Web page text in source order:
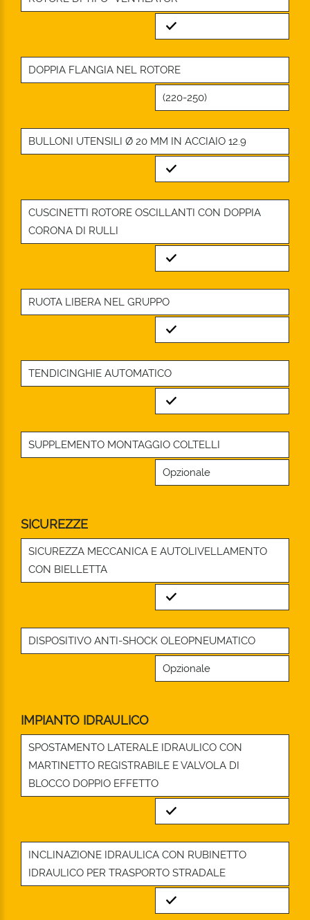
Standard
DOPPIA FLANGIA NEL ROTORE
(220-250)
BULLONI UTENSILI Ø 20 MM IN ACCIAIO 12.9
Standard
CUSCINETTI ROTORE OSCILLANTI CON DOPPIA
CORONA DI RULLI
Standard
RUOTA LIBERA NEL GRUPPO
Standard
TENDICINGHIE AUTOMATICO
Standard
SUPPLEMENTO MONTAGGIO COLTELLI
Opzionale
SICUREZZE
SICUREZZA MECCANICA E AUTOLIVELLAMENTO
CON BIELLETTA
Standard
DISPOSITIVO ANTI-SHOCK OLEOPNEUMATICO
Opzionale
IMPIANTO IDRAULICO
SPOSTAMENTO LATERALE IDRAULICO CON
MARTINETTO REGISTRABILE E VALVOLA DI
BLOCCO DOPPIO EFFETTO
Standard
INCLINAZIONE IDRAULICA CON RUBINETTO
IDRAULICO PER TRASPORTO STRADALE
Standard